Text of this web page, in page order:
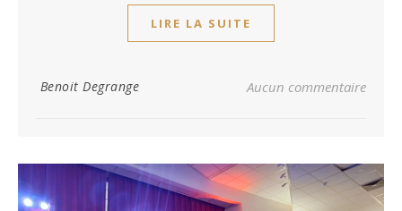
LIRE LA SUITE
Benoit Degrange Aucun commentaire